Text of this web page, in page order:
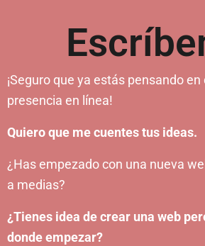
¡Seguro que ya estás pensando
presencia en línea!
Quiero que me cuentes tus ideas.
¿Has empezado con una nueva
a medias?
¿Tienes idea de crear una web
donde empezar?